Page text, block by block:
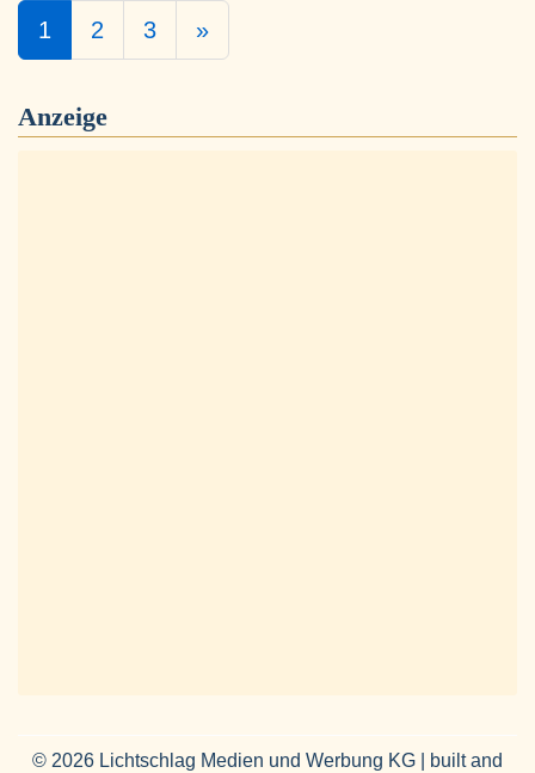
1 2 3 »
Anzeige
© 2026 Lichtschlag Medien und Werbung KG | built and